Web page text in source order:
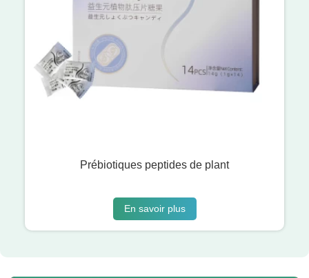
Prébiotiques peptides de plant
En savoir plus